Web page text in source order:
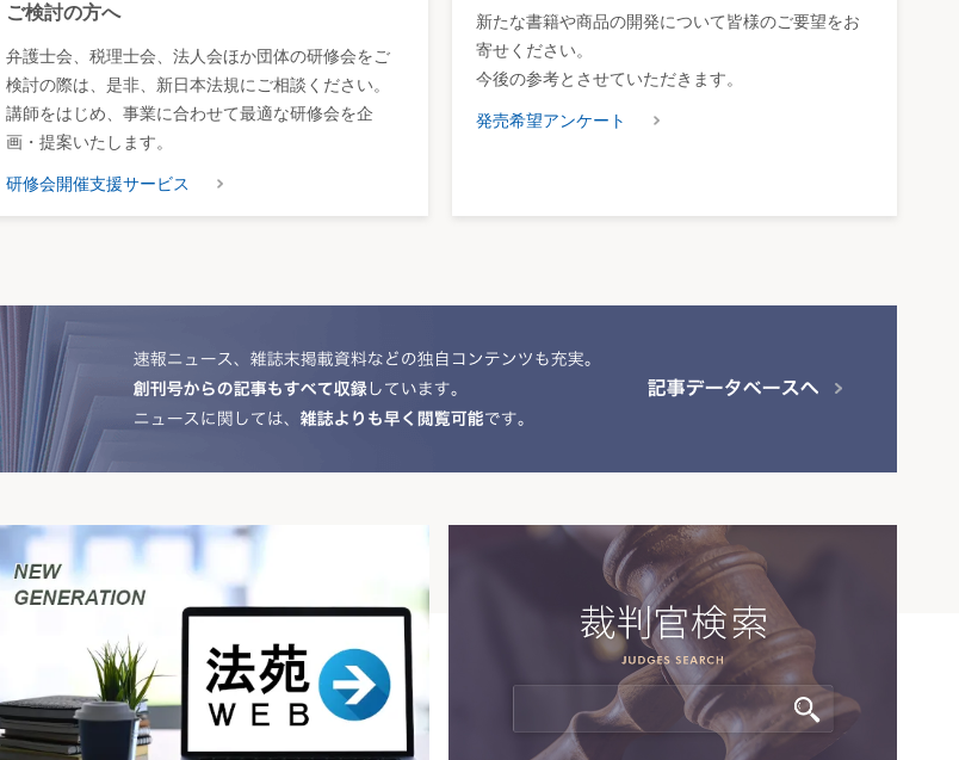
ご検討の方へ
弁護士会、税理士会、法人会ほか団体の研修会をご
検討の際は、是非、新日本法規にご相談ください。
講師をはじめ、事業に合わせて最適な研修会を企
画・提案いたします。
研修会開催支援サービス
新たな書籍や商品の開発について皆様のご要望をお
寄せください。
今後の参考とさせていただきます。
発売希望アンケート